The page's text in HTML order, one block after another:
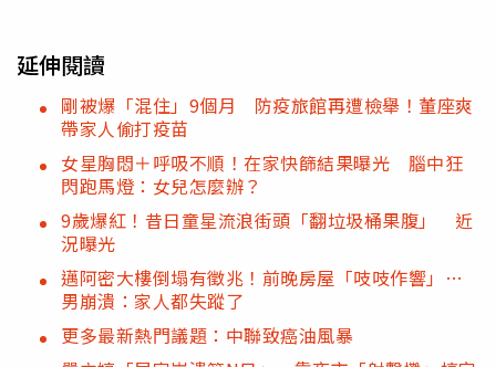
延伸閱讀
剛被爆「混住」9個月 防疫旅館再遭檢舉！董座爽
帶家人偷打疫苗
女星胸悶＋呼吸不順！在家快篩結果曝光 腦中狂
閃跑馬燈：女兒怎麼辦？
9歲爆紅！昔日童星流浪街頭「翻垃圾桶果腹」 近
況曝光
邁阿密大樓倒塌有徵兆！前晚房屋「吱吱作響」…
男崩潰：家人都失蹤了
更多最新熱門議題：中聯致癌油風暴